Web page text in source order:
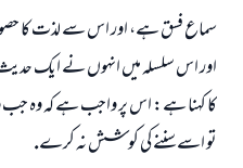
سماع فسق ہے، اور اس سے لذت كا
اور اس سلسلہ ميں انہوں نے ايك
كا كہنا ہے: اس پر واجب ہے كہ وہ
تو اسے سننے كى كوشش نہ كرے.